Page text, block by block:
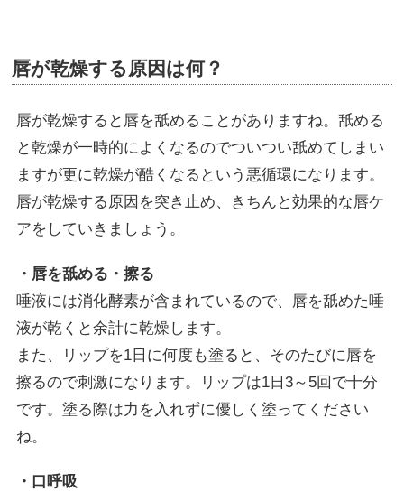
唇が乾燥する原因は何？
唇が乾燥すると唇を舐めることがありますね。舐める
と乾燥が一時的によくなるのでついつい舐めてしまい
ますが更に乾燥が酷くなるという悪循環になります。
唇が乾燥する原因を突き止め、きちんと効果的な唇ケ
アをしていきましょう。
・唇を舐める・擦る
唾液には消化酵素が含まれているので、唇を舐めた唾
液が乾くと余計に乾燥します。
また、リップを1日に何度も塗ると、そのたびに唇を
擦るので刺激になります。リップは1日3～5回で十分
です。塗る際は力を入れずに優しく塗ってください
ね。
・口呼吸